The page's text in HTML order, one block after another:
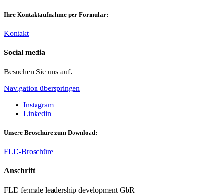
Ihre Kontaktaufnahme per Formular:
Kontakt
Social media
Besuchen Sie uns auf:
Navigation überspringen
Instagram
Linkedin
Unsere Broschüre zum Download:
FLD-Broschüre
Anschrift
FLD fe:male leadership development GbR